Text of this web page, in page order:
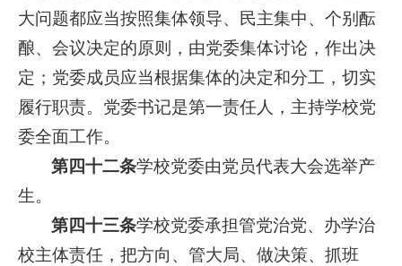
大问题都应当按照集体领导、民主集中、个别酝
酿、会议决定的原则，由党委集体讨论，作出决
定；党委成员应当根据集体的决定和分工，切实
履行职责。党委书记是第一责任人，主持学校党
委全面工作。
第四十二条学校党委由党员代表大会选举产
生。
第四十三条学校党委承担管党治党、办学治
校主体责任，把方向、管大局、做决策、抓班